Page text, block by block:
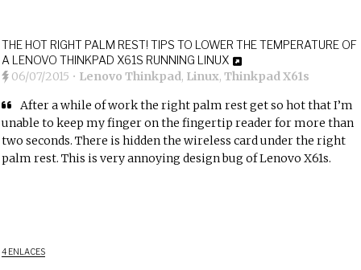
THE HOT RIGHT PALM REST! TIPS TO LOWER THE TEMPERATURE OF
A LENOVO THINKPAD X61S RUNNING LINUX
06/07/2015 • Lenovo Thinkpad, Linux,Thinkpad X61s
After a while of work the right palm rest get so hot that I’m
unable to keep my finger on the fingertip reader for more than
two seconds. There is hidden the wireless card under the right
palm rest. This is very annoying design bug of Lenovo X61s.
4 ENLACES